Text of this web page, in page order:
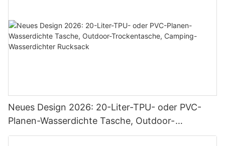
Neues Design 2026: 20-Liter-TPU- oder PVC-
Planen-Wasserdichte Tasche, Outdoor-
Trockentasche, Camping-Wasserdichter